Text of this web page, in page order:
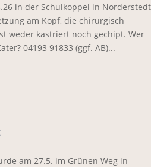
in der Schulkoppel in Norderstedt
am Kopf, die chirurgisch
weder kastriert noch gechipt. Wer
04193 91833 (ggf. AB)...
am 27.5. im Grünen Weg in